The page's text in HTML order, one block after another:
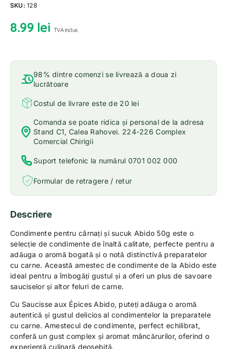
SKU:128
8.99 lei TVA inclus
98% dintre comenzi se livrează a doua zi
lucrătoare
Costul de livrare este de 20 lei
Comanda se poate ridica și personal de la adresa
Stand C1, Calea Rahovei. 224-226 Complex
Comercial Chirigii
Suport telefonic la numărul 0701 002 000
Formular de retragere / retur
Descriere
Condimente pentru cârnați și sucuk Abido 50g este o
selecție de condimente de înaltă calitate, perfecte pentru a
adăuga o aromă bogată și o notă distinctivă preparatelor
cu carne. Această amestec de condimente de la Abido este
ideal pentru a îmbogăți gustul și a oferi un plus de savoare
sauciselor și altor feluri de carne.
Cu Saucisse aux Épices Abido, puteți adăuga o aromă
autentică și gustul delicios al condimentelor la preparatele
cu carne. Amestecul de condimente, perfect echilibrat,
conferă un gust complex și aromat mâncărurilor, oferind o
experiență culinară deosebită.